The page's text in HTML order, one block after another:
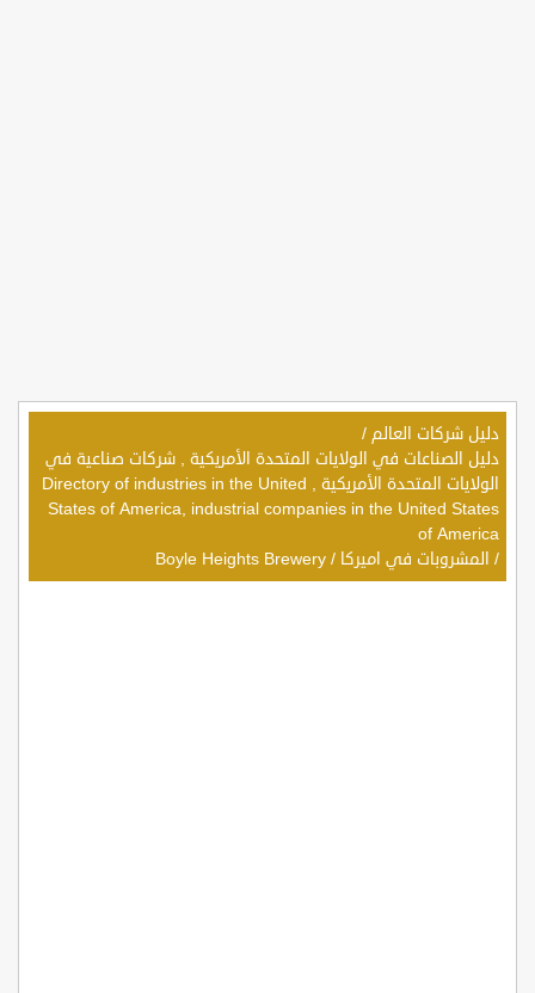
دليل شركات العالم /
دليل الصناعات في الولايات المتحدة الأمريكية , شركات صناعية في
الولايات المتحدة الأمريكية , Directory of industries in the United
States of America, industrial companies in the United States
of America
/ المشروبات في اميركا /
Boyle Heights Brewery